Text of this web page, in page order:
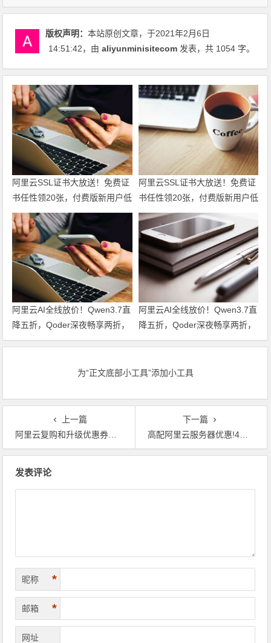
版权声明：本站原创文章，于2021年2月6日
14:51:42，由aliyunminisitecom 发表，共 1054 字。
阿里云SSL证书大放送！免费证
书任性领20张，付费版新用户低
至6折仅95元起，一站式满足全
场景HTTPS安全需求！领代金
券
阿里云SSL证书大放送！免费证
书任性领20张，付费版新用户低
至6折仅95元起，一站式满足全
场景HTTPS安全需求！
阿里云AI全线放价！Qwen3.7直
降五折，Qoder深夜畅享两折，
文生视频六折起，全栈AI特惠一
阿里云AI全线放价！Qwen3.7直
降五折，Qoder深夜畅享两折，
文生视频六折起，全栈AI特惠一
为“正文底部小工具”添加小工具
上一篇
阿里云复购和升级优惠券领取及使用介绍
下一篇
高配阿里云服务器优惠!4核16G,8核16G,8核32G配置2.3折起
发表评论
昵称 *
邮箱 *
网址